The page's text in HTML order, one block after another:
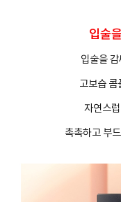
입술
입술을
고보습 콤
자연스
촉촉하고 부